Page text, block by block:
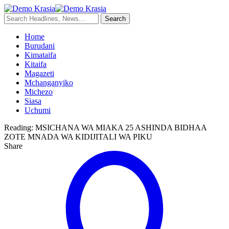
Home
Burudani
Kimataifa
Kitaifa
Magazeti
Mchanganyiko
Michezo
Siasa
Uchumi
Reading: MSICHANA WA MIAKA 25 ASHINDA BIDHAA
ZOTE MNADA WA KIDIJITALI WA PIKU
Share